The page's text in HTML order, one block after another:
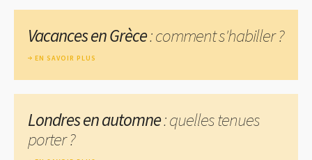
Vacances en Grèce: comment s'habiller ?
EN SAVOIR PLUS
Londres en automne: quelles tenues
porter ?